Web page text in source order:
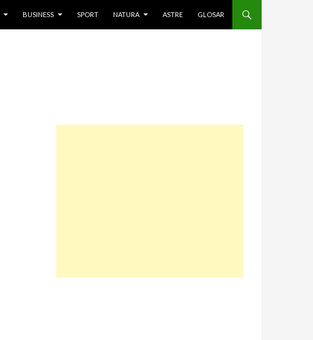
BUSINESS SPORT NATURA ASTRE GLOSAR